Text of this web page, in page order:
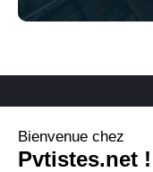
Bienvenue chez
Pvtistes.net !